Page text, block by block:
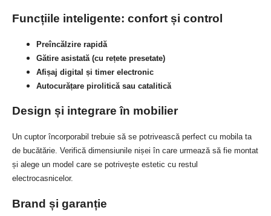
Funcțiile inteligente: confort și control
Preîncălzire rapidă
Gătire asistată (cu rețete presetate)
Afișaj digital și timer electronic
Autocurățare pirolitică sau catalitică
Design și integrare în mobilier
Un cuptor încorporabil trebuie să se potrivească perfect cu mobila ta
de bucătărie. Verifică dimensiunile nișei în care urmează să fie montat
și alege un model care se potrivește estetic cu restul
electrocasnicelor.
Brand și garanție